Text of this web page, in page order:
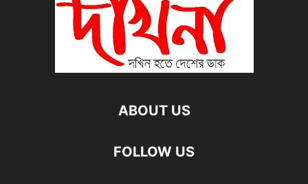
ABOUT US
FOLLOW US